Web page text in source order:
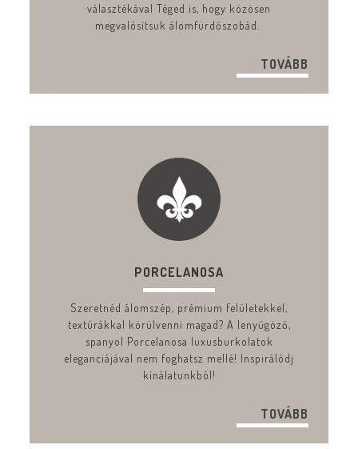
választékával Téged is, hogy közösen
megvalósítsuk álomfürdőszobád.
TOVÁBB
PORCELANOSA
Szeretnéd álomszép, prémium felületekkel,
textúrákkal körülvenni magad? A lenyűgöző,
spanyol Porcelanosa luxusburkolatok
eleganciájával nem foghatsz mellé! Inspirálódj
kínálatunkból!
TOVÁBB